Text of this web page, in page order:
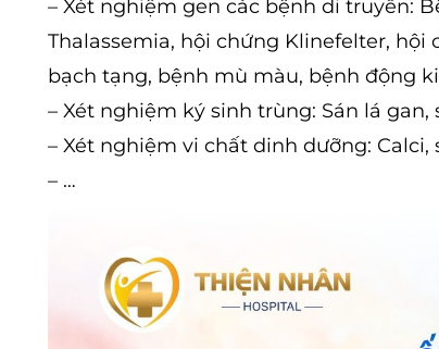
– Xét nghiệm gen các bệnh di truyền:
Thalassemia, hội chứng Klinefelter,
bạch tạng, bệnh mù màu, bệnh động
– Xét nghiệm ký sinh trùng: Sán lá
– Xét nghiệm vi chất dinh dưỡng:
– …